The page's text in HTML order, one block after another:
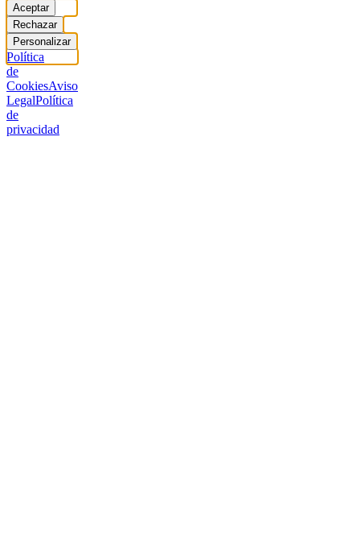
Aceptar
Rechazar
Personalizar
Política
de
CookiesAviso
LegalPolítica
de
privacidad